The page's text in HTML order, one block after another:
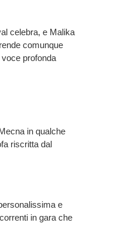
celebra, e Malika
comunque
profonda
in qualche
riscritta dal
e
in gara che